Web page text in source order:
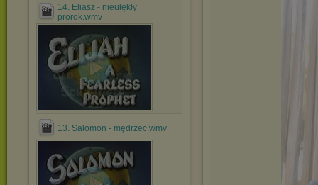
14. Eliasz - nieulękły
prorok.wmv
13. Salomon - mędrzec.wmv